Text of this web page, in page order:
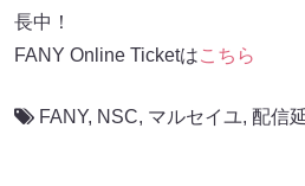
長中！
FANY Online Ticketはこちら
FANY, NSC, マルセイユ, 配信